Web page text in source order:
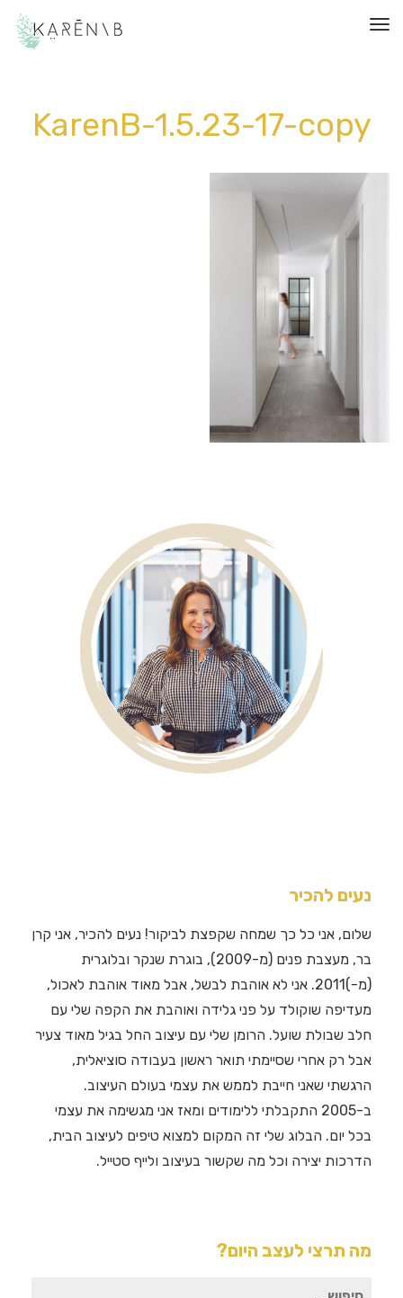
תפריט
KarenB-1.5.23-17-copy
נעים להכיר
שלום, אני כל כך שמחה שקפצת לביקור! נעים להכיר, אני קרן
בר, מעצבת פנים (מ-2009), בוגרת שנקר ובלוגרית
(מ-)2011. אני לא אוהבת לבשל, אבל מאוד אוהבת לאכול,
מעדיפה שוקולד על פני גלידה ואוהבת את הקפה שלי עם
חלב שבולת שועל. הרומן שלי עם עיצוב החל בגיל מאוד צעיר
אבל רק אחרי שסיימתי תואר ראשון בעבודה סוציאלית,
הרגשתי שאני חייבת לממש את עצמי בעולם העיצוב.
ב-2005 התקבלתי ללימודים ומאז אני מגשימה את עצמי
בכל יום. הבלוג שלי זה המקום למצוא טיפים לעיצוב הבית,
הדרכות יצירה וכל מה שקשור בעיצוב ולייף סטייל.
מה תרצי לעצב היום?
חיפוש